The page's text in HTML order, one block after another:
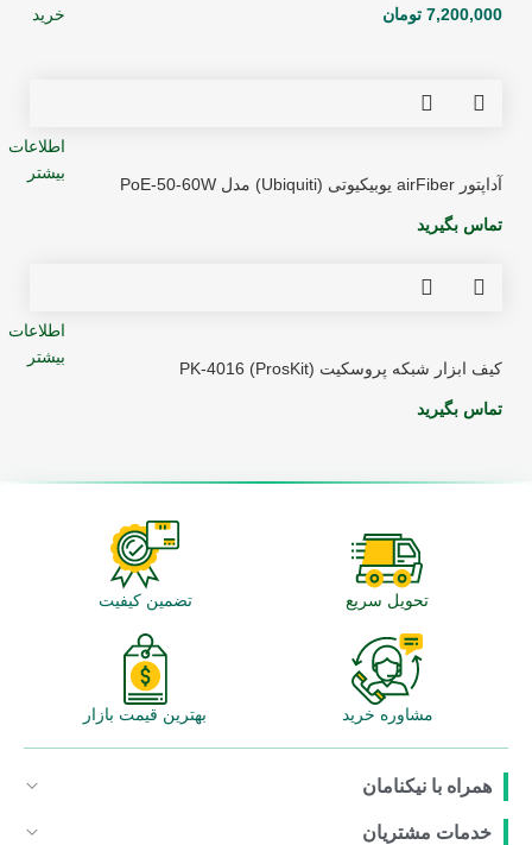
خرید
7,200,000 تومان
اطلاعات
بیشتر
آداپتور airFiber یوبیکیوتی (Ubiquiti) مدل PoE-50-60W
تماس بگیرید
اطلاعات
بیشتر
کیف ابزار شبکه پروسکیت (ProsKit) PK-4016
تماس بگیرید
تحویل سریع تضمین کیفیت
مشاوره خرید بهترین قیمت بازار
همراه با نیکنامان
خدمات مشتریان